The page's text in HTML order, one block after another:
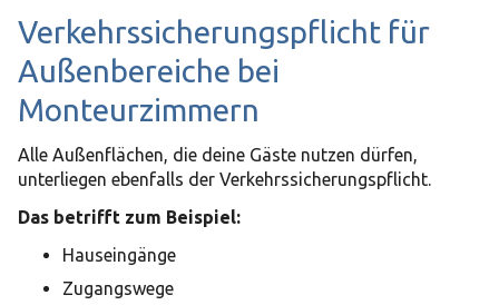
Verkehrssicherungspflicht für
Außenbereiche bei
Monteurzimmern
Alle Außenflächen, die deine Gäste nutzen dürfen,
unterliegen ebenfalls der Verkehrssicherungspflicht.
Das betrifft zum Beispiel:
Hauseingänge
Zugangswege